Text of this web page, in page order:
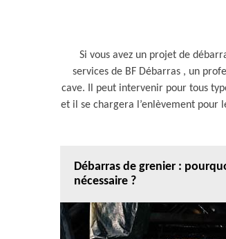
Si vous avez un projet de
services de BF Débarras , un
cave. Il peut intervenir pour tous
et il se chargera l’enlèvement pour
Débarras de grenier :
nécessaire ?